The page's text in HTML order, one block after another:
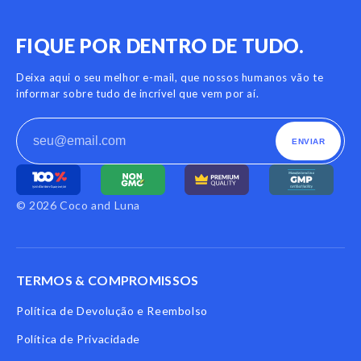
FIQUE POR DENTRO DE TUDO.
Deixa aqui o seu melhor e-mail, que nossos humanos vão te
informar sobre tudo de incrível que vem por aí.
ENVIAR
© 2026 Coco and Luna
TERMOS & COMPROMISSOS
Política de Devolução e Reembolso
Política de Privacidade